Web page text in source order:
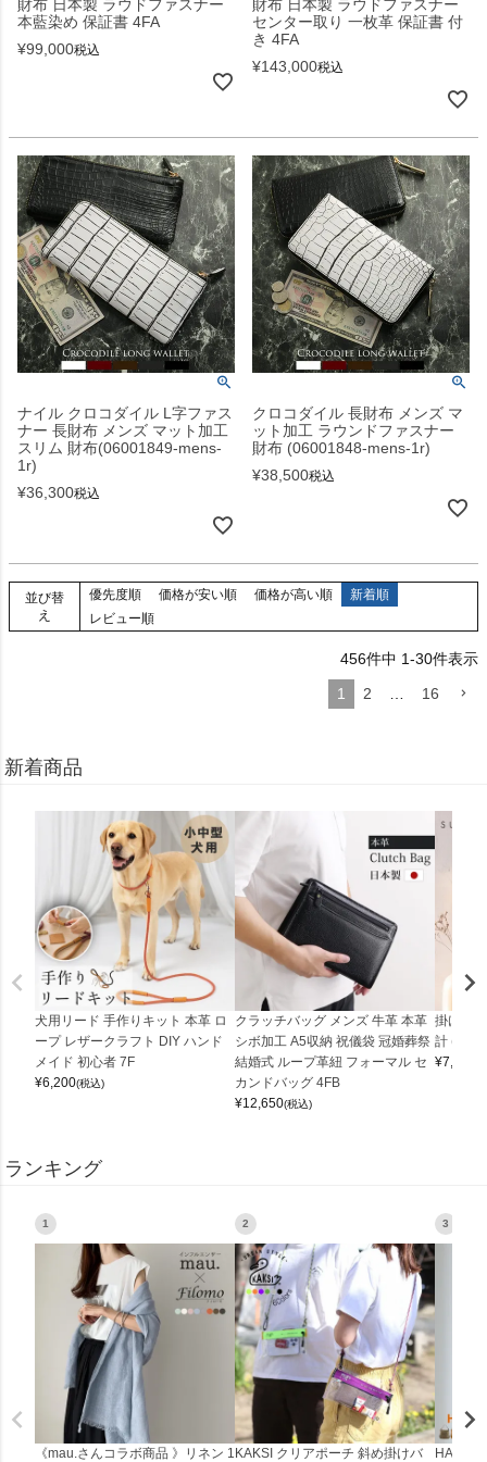
財布 日本製 ラウドファスナー
本藍染め 保証書 4FA
¥99,000税込
財布 日本製 ラウドファスナー
センター取り 一枚革 保証書 付
き 4FA
¥143,000税込
ナイル クロコダイル L字ファス
ナー 長財布 メンズ マット加工
スリム 財布(06001849-mens-
1r)
¥36,300税込
クロコダイル 長財布 メンズ マ
ット加工 ラウンドファスナー
財布 (06001848-mens-1r)
¥38,500税込
並び替
え
優先度順 価格が安い順 価格が高い順
新着順
レビュー順
456件中 1-30件表示
1
2 16
新着商品
犬用リード 手作りキット 本革 ロ
ープ レザークラフト DIY ハンド
メイド 初心者 7F
¥6,200(税込)
クラッチバッグ メンズ 牛革 本革
シボ加工 A5収納 祝儀袋 冠婚葬祭
結婚式 ループ革紐 フォーマル セ
カンドバッグ 4FB
¥12,650(税込)
掛け時
計
¥7,150
ランキング
1
《mau.さんコラボ商品 》リネン 1
2
KAKSI クリアポーチ 斜め掛けバ
3